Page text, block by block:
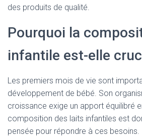
des produits de qualité.
Pourquoi la
infantile est-elle
Les premiers mois de vie sont
développement de bébé. Son
croissance exige un apport équilibré
composition des laits infantiles est
pensée pour répondre à ces besoins.